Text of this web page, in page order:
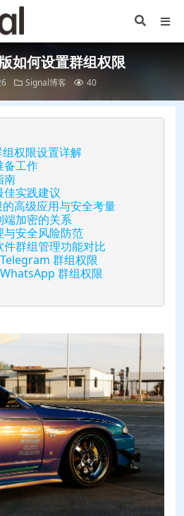
如何设置群组权限
Signal博客 40
权限设置详解
备工作
南
佳实践建议
高级应用与安全考量
端加密的关系
与安全风险防范
群组管理功能对比
群组权限
群组权限